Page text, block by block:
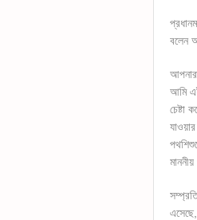
বলেন
আমি
চেষ্টা